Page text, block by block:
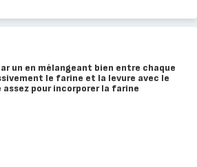
un en mélangeant bien entre chaque
le farine et la levure avec le
pour incorporer la farine